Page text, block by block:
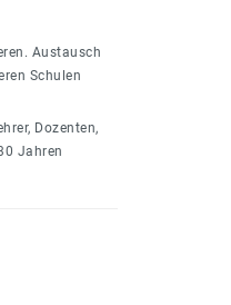
Austausch
Schulen
Dozenten,
Jahren